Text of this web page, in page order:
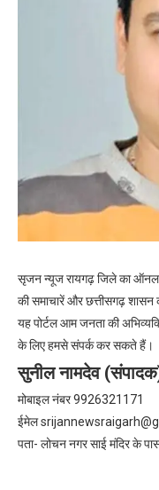
सृजन न्यूज रायगढ़ जिले का
की समाचारें और छत्तीसगढ़
यह पोर्टल आम जनता की
के लिए हमसे संपर्क कर सकते हैं।
सुनील नामदेव
मोबाइल नंबर 9926321171
ईमेल
पता- लोचन नगर साई मंदिर के